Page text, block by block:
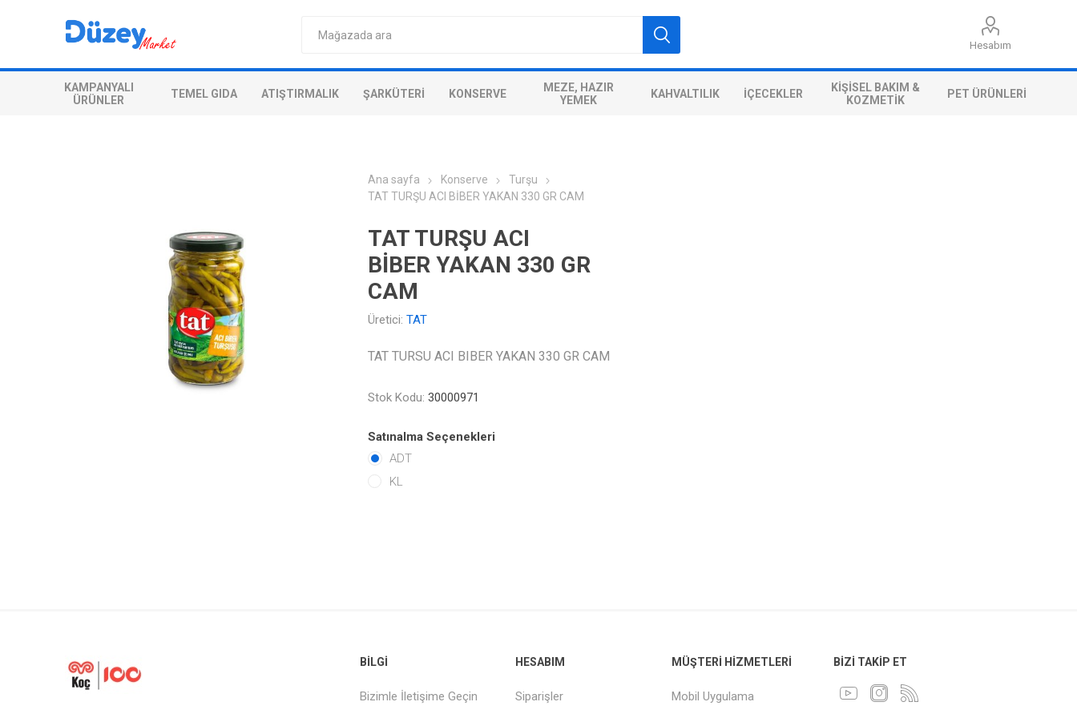
Hesabım
KAMPANYALI
ÜRÜNLER
TEMEL GIDA ATIŞTIRMALIK ŞARKÜTERI KONSERVE
MEZE, HAZIR
YEMEK
KAHVALTILIK İÇECEKLER
KIŞISEL BAKIM &
KOZMETIK
PET ÜRÜNLERI
Ana sayfa Konserve
Turşu
TAT TURŞU ACI BİBER YAKAN 330 GR CAM
TAT TURŞU ACI
BİBER YAKAN 330 GR
CAM
Üretici: TAT
TAT TURSU ACI BIBER YAKAN 330 GR CAM
Stok Kodu: 30000971
Satınalma Seçenekleri
ADT
KL
BILGI
Bizimle İletişime Geçin
HESABIM
Siparişler
MÜŞTERI HIZMETLERI
Mobil Uygulama
BIZI TAKIP ET